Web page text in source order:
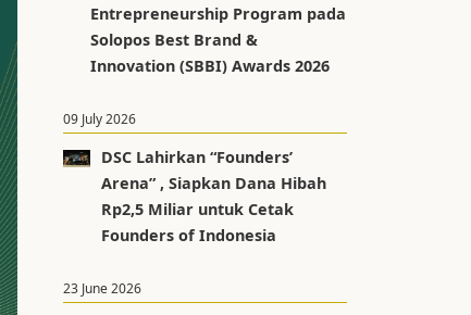
Entrepreneurship Program pada
Solopos Best Brand &
Innovation (SBBI) Awards 2026
09 July 2026
DSC Lahirkan “Founders’
Arena” , Siapkan Dana Hibah
Rp2,5 Miliar untuk Cetak
Founders of Indonesia
23 June 2026